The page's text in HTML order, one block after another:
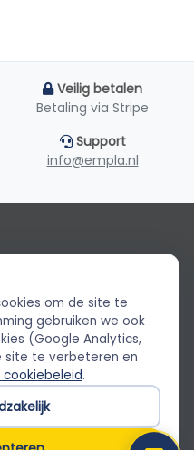
Veilig betalen
Betaling via Stripe
Support
info@empla.nl
om de site te
gebruiken we ook
(Google Analytics,
site te verbeteren en
cookiebeleid.